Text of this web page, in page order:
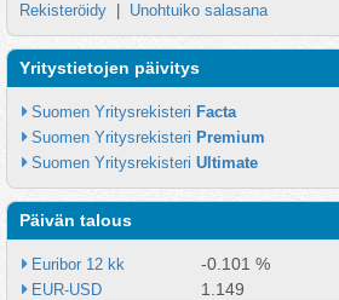
Rekisteröidy Unohtuiko salasana
Yritystietojen päivitys
Suomen Yritysrekisteri Facta
Suomen Yritysrekisteri Premium
Suomen Yritysrekisteri Ultimate
Päivän talous
Euribor 12 kk -0.101 %
EUR-USD 1.149